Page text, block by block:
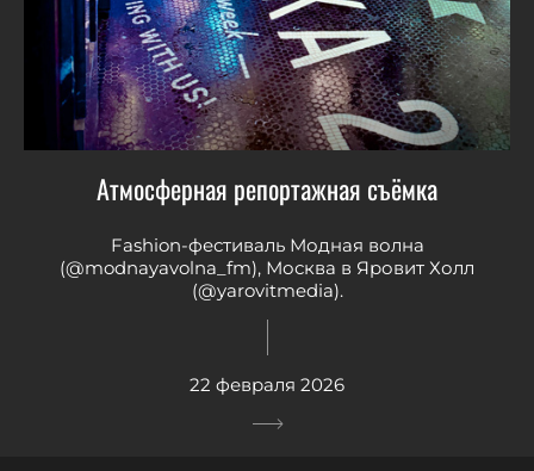
Атмосферная репортажная съёмка
Fashion-фестиваль Модная волна
(@modnayavolna_fm), Москва в Яровит Холл
(@yarovitmedia).
22 февраля 2026